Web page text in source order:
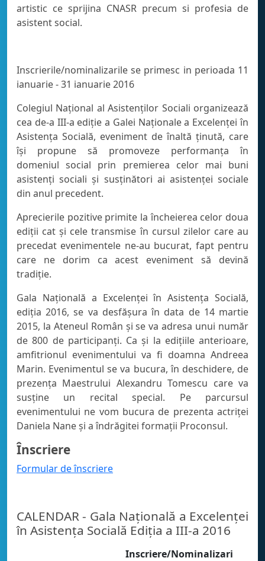
artistic ce sprijina CNASR precum si profesia de
asistent social.
Inscrierile/nominalizarile se primesc in perioada 11
ianuarie - 31 ianuarie 2016
Colegiul Naţional al Asistenţilor Sociali organizează
cea de-a III-a ediție a Galei Naţionale a Excelenţei în
Asistenţa Socială, eveniment de înaltă ţinută, care
îşi propune să promoveze performanţa în
domeniul social prin premierea celor mai buni
asistenţi sociali şi susţinători ai asistenţei sociale
din anul precedent.
Aprecierile pozitive primite la încheierea celor doua
ediții cat şi cele transmise în cursul zilelor care au
precedat evenimentele ne-au bucurat, fapt pentru
care ne dorim ca acest eveniment să devină
tradiţie.
Gala Naţională a Excelenţei în Asistenţa Socială,
ediţia 2016, se va desfăşura în data de 14 martie
2015, la Ateneul Român şi se va adresa unui număr
de 800 de participanţi. Ca și la edițiile anterioare,
amfitrionul evenimentului va fi doamna Andreea
Marin. Evenimentul se va bucura, în deschidere, de
prezența Maestrului Alexandru Tomescu care va
susține un recital special. Pe parcursul
evenimentului ne vom bucura de prezenta actriței
Daniela Nane și a îndrăgitei formații Proconsul.
Înscriere
Formular de înscriere
CALENDAR - Gala Naţională a Excelenţei
în Asistenţa Socială Ediția a III-a 2016
Inscriere/Nominalizari